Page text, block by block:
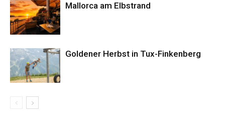
Mallorca am Elbstrand
Goldener Herbst in Tux-Finkenberg